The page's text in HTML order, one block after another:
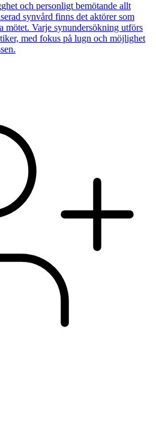
och personligt bemötande allt
synvård finns det aktörer som
mötet. Varje synundersökning utförs
med fokus på lugn och möjlighet